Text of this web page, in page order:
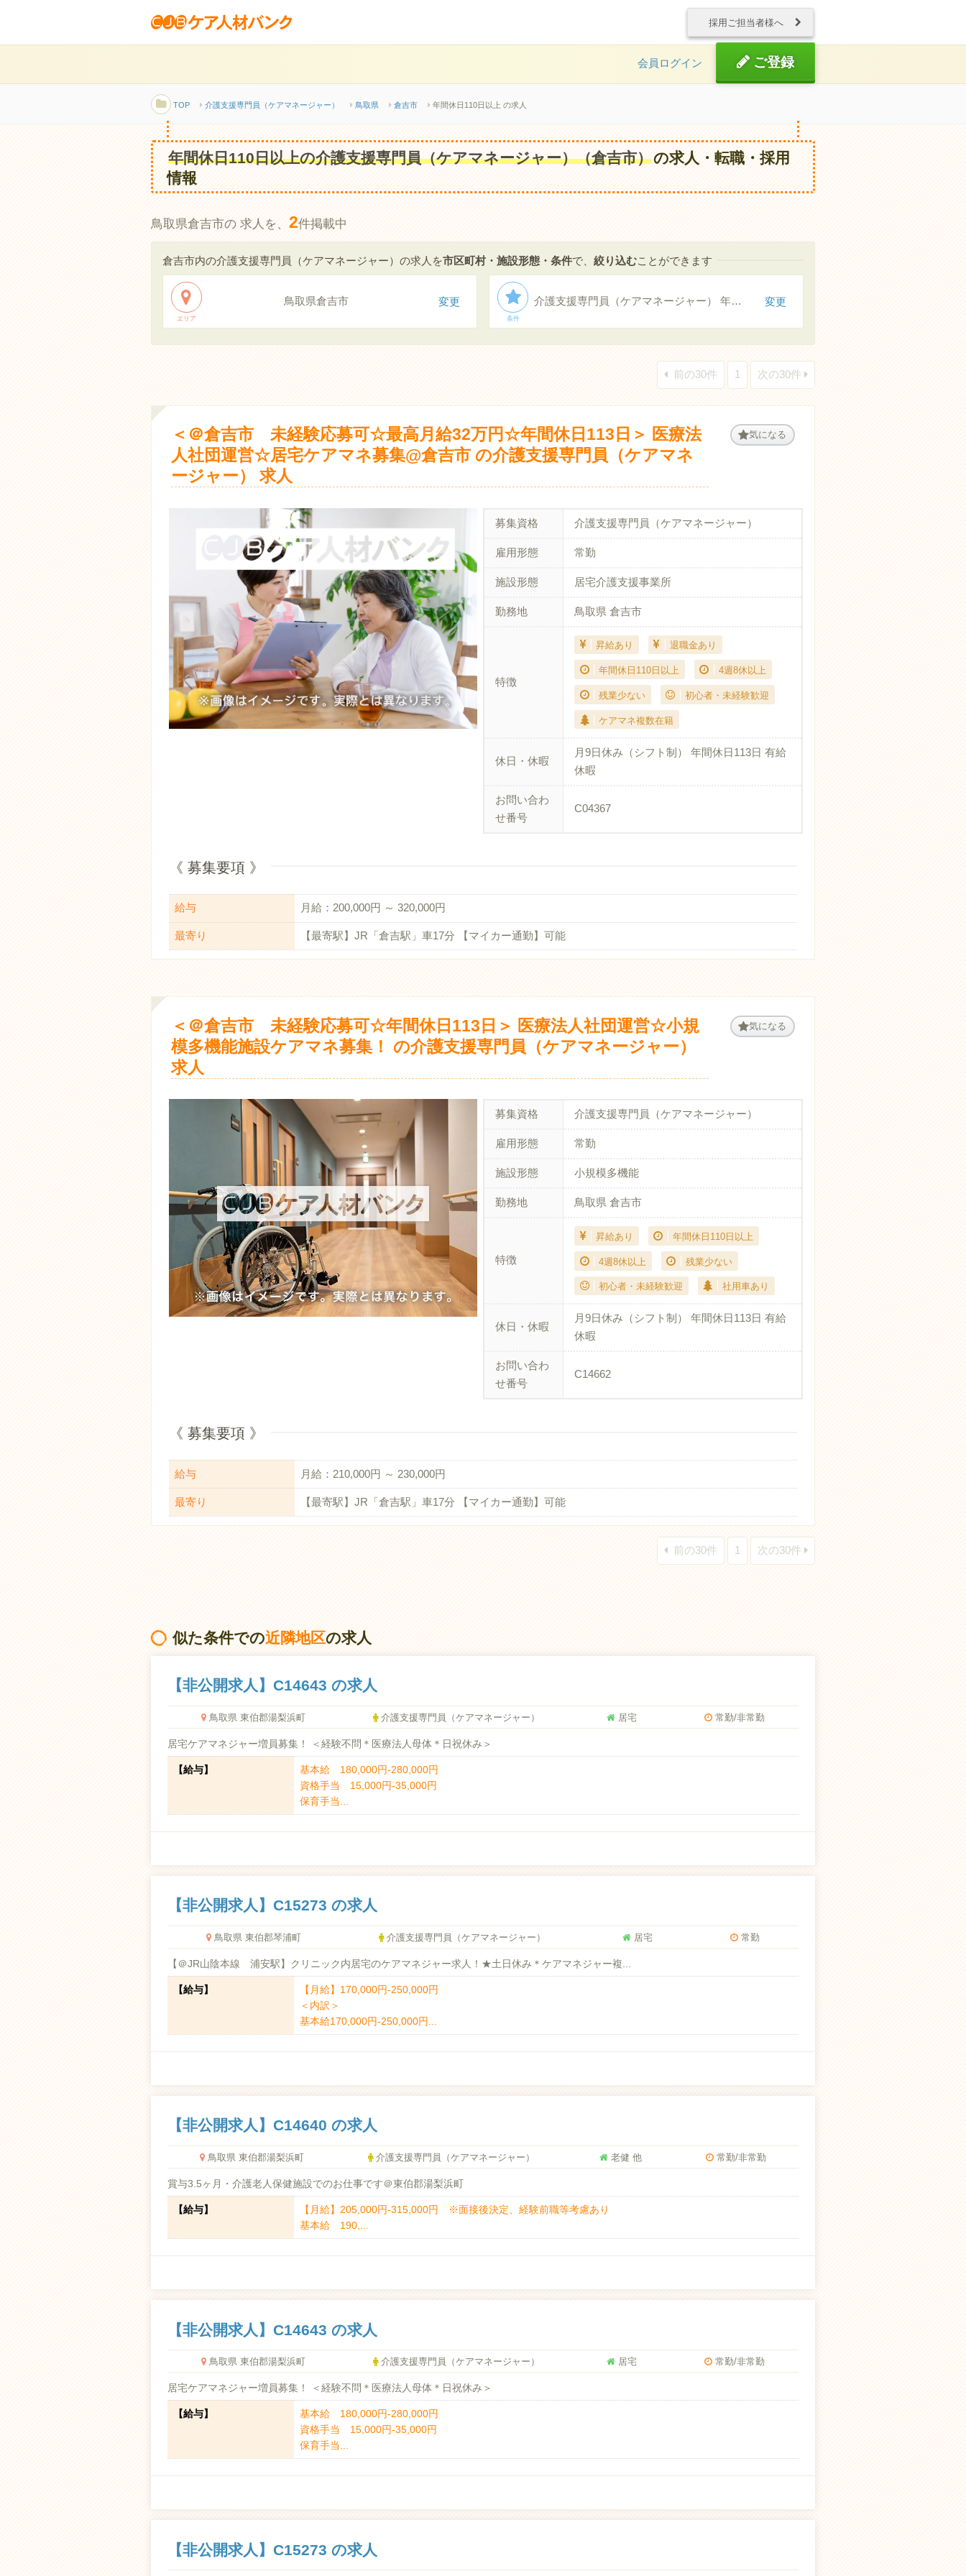
採用ご担当者様へ
会員ログイン ご登録
TOP 介護支援専門員（ケアマネージャー） 鳥取県 倉吉市 年間休日110日以上 の求人
年間休日110日以上の介護支援専門員（ケアマネージャー）（倉吉市）の求人・転職・採用
情報
鳥取県倉吉市の 求人を、 2件掲載中
倉吉市内の介護支援専門員（ケアマネージャー）の求人を市区町村・施設形態・条件で、 絞り込むことができます
エリア
鳥取県倉吉市 変更
条件
介護支援専門員（ケアマネージャー） 年間休日110日以上 変更
前の30件 1 次の30件
＜＠倉吉市 未経験応募可☆最高月給32万円☆年間休日113日＞ 医療法
人社団運営☆居宅ケアマネ募集@倉吉市 の介護支援専門員（ケアマネ
ージャー） 求人
気になる
募集資格 介護支援専門員（ケアマネージャー）
雇用形態 常勤
施設形態 居宅介護支援事業所
勤務地 鳥取県 倉吉市
特徴
昇給あり 退職金あり
年間休日110日以上 4週8休以上
残業少ない 初心者・未経験歓迎
ケアマネ複数在籍
休日・休暇
月9日休み（シフト制） 年間休日113日 有給
休暇
お問い合わ
せ番号
C04367
《 募集要項 》
給与 月給：200,000円 ～ 320,000円
最寄り 【最寄駅】JR「倉吉駅」車17分 【マイカー通勤】可能
＜＠倉吉市 未経験応募可☆年間休日113日＞ 医療法人社団運営☆小規
模多機能施設ケアマネ募集！ の介護支援専門員（ケアマネージャー）
求人
気になる
募集資格 介護支援専門員（ケアマネージャー）
雇用形態 常勤
施設形態 小規模多機能
勤務地 鳥取県 倉吉市
特徴
昇給あり 年間休日110日以上
4週8休以上 残業少ない
初心者・未経験歓迎 社用車あり
休日・休暇
月9日休み（シフト制） 年間休日113日 有給
休暇
お問い合わ
せ番号
C14662
《 募集要項 》
給与 月給：210,000円 ～ 230,000円
最寄り 【最寄駅】JR「倉吉駅」車17分 【マイカー通勤】可能
前の30件 1 次の30件
似た条件での近隣地区の求人
【非公開求人】C14643 の求人
鳥取県 東伯郡湯梨浜町 介護支援専門員（ケアマネージャー） 居宅 常勤/非常勤
居宅ケアマネジャー増員募集！ ＜経験不問＊医療法人母体＊日祝休み＞
【給与】
基本給 180,000円-280,000円
資格手当 15,000円-35,000円
保育手当...
【非公開求人】C15273 の求人
鳥取県 東伯郡琴浦町 介護支援専門員（ケアマネージャー） 居宅 常勤
【＠JR山陰本線 浦安駅】クリニック内居宅のケアマネジャー求人！★土日休み＊ケアマネジャー複...
【給与】
【月給】170,000円-250,000円
＜内訳＞
基本給170,000円-250,000円...
【非公開求人】C14640 の求人
鳥取県 東伯郡湯梨浜町 介護支援専門員（ケアマネージャー） 老健 他 常勤/非常勤
賞与3.5ヶ月・介護老人保健施設でのお仕事です＠東伯郡湯梨浜町
【給与】
【月給】205,000円-315,000円 ※面接後決定、経験前職等考慮あり
基本給 190,...
【非公開求人】C14643 の求人
鳥取県 東伯郡湯梨浜町 介護支援専門員（ケアマネージャー） 居宅 常勤/非常勤
居宅ケアマネジャー増員募集！ ＜経験不問＊医療法人母体＊日祝休み＞
【給与】
基本給 180,000円-280,000円
資格手当 15,000円-35,000円
保育手当...
【非公開求人】C15273 の求人